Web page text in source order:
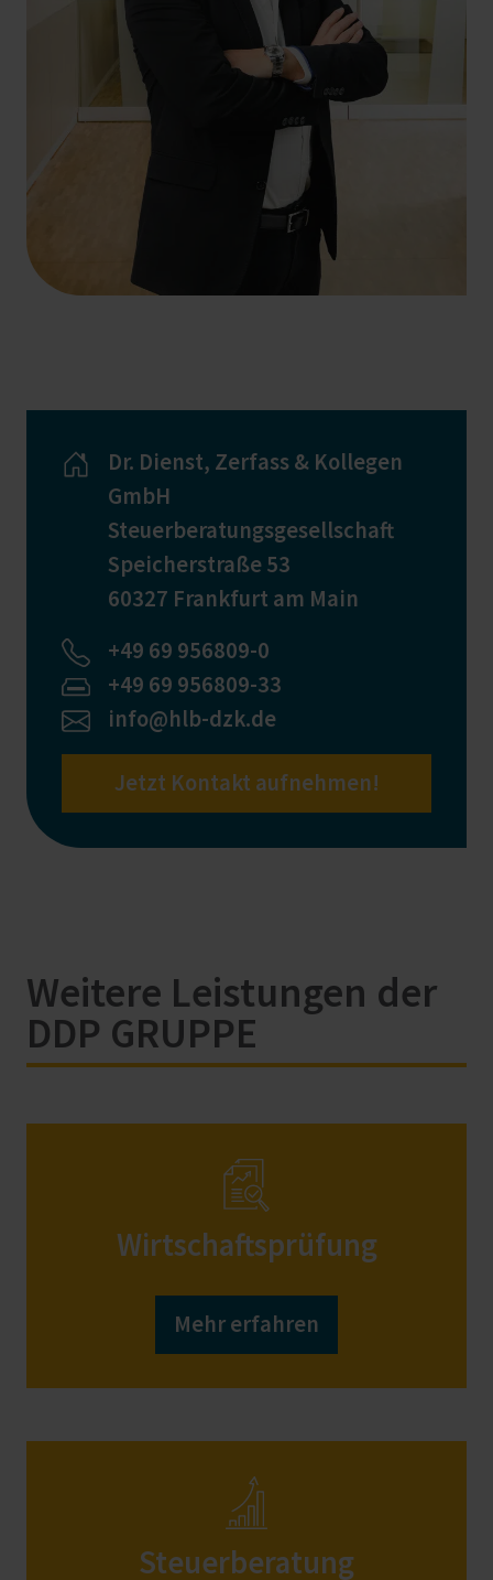
+49 69 956809-47
roberto.zanchin@hlb-dzk.de
Dr. Dienst, Zerfass & Kollegen
GmbH
Steuerberatungsgesellschaft
Speicherstraße 53
60327 Frankfurt am Main
+49 69 956809-0
+49 69 956809-33
info@hlb-dzk.de
Jetzt Kontakt aufnehmen!
Weitere Leistungen der
DDP GRUPPE
Wirtschaftsprüfung
Mehr erfahren
Steuerberatung